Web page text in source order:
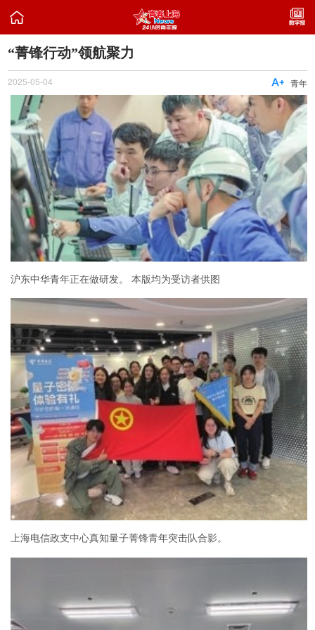

“菁锋行动”领航聚力
2025-05-04 青年

沪东中华青年正在做研发。 本版均为受访者供图
上海电信政支中心真知量子菁锋青年突击队合影。